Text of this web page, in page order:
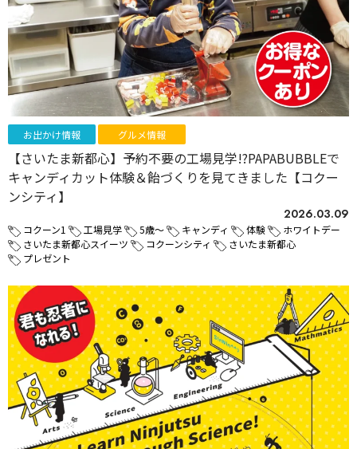
お出かけ情報 グルメ情報
【さいたま新都心】予約不要の工場見学!?PAPABUBBLEで
キャンディカット体験＆飴づくりを見てきました【コクー
ンシティ】
2026.03.09
コクーン1 工場見学 5歳～ キャンディ 体験
ホワイトデー
さいたま新都心スイーツ
コクーンシティ
さいたま新都心
プレゼント